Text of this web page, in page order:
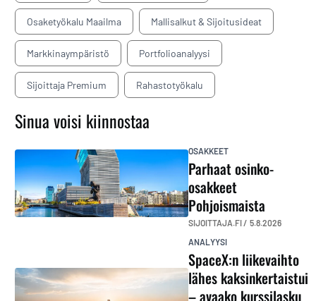
Osaketyökalu Maailma Mallisalkut & Sijoitusideat
Markkinaympäristö Portfolioanalyysi
Sijoittaja Premium Rahastotyökalu
Sinua voisi kiinnostaa
OSAKKEET
Parhaat osinko-
osakkeet
Pohjoismaista
SIJOITTAJA.FI / 5.8.2026
ANALYYSI
SpaceX:n liikevaihto
lähes kaksinkertaistui
– avaako kurssilasku